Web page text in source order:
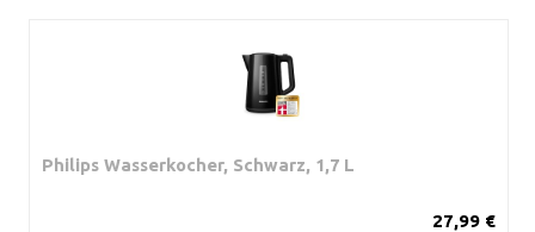
Philips Wasserkocher, Schwarz, 1,7 L
27,99 €